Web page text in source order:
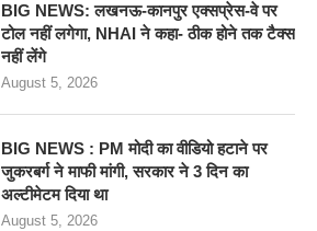
BIG NEWS: लखनऊ-कानपुर एक्सप्रेस-वे पर
टोल नहीं लगेगा, NHAI ने कहा- ठीक होने तक टैक्स
नहीं लेंगे
August 5, 2026
BIG NEWS : PM मोदी का वीडियो हटाने पर
जुकरबर्ग ने माफी मांगी, सरकार ने 3 दिन का
अल्टीमेटम दिया था
August 5, 2026